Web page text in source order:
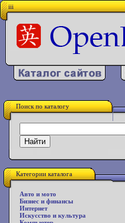
iii
Поиск по каталогу
Категории каталога
Авто и мото
Бизнес и финансы
Интернет
Искусство и культура